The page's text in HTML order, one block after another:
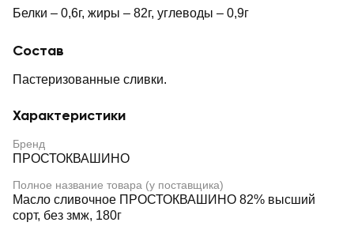
Белки – 0,6г, жиры – 82г, углеводы – 0,9г
Состав
Пастеризованные сливки.
Характеристики
Бренд
ПРОСТОКВАШИНО
Полное название товара (у поставщика)
Масло сливочное ПРОСТОКВАШИНО 82% высший
сорт, без змж, 180г